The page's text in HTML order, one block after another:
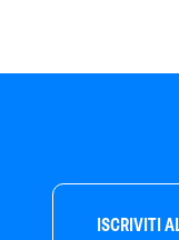
ISCRIVITI